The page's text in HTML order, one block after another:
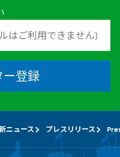
ー登録
ニュース プレスリリース